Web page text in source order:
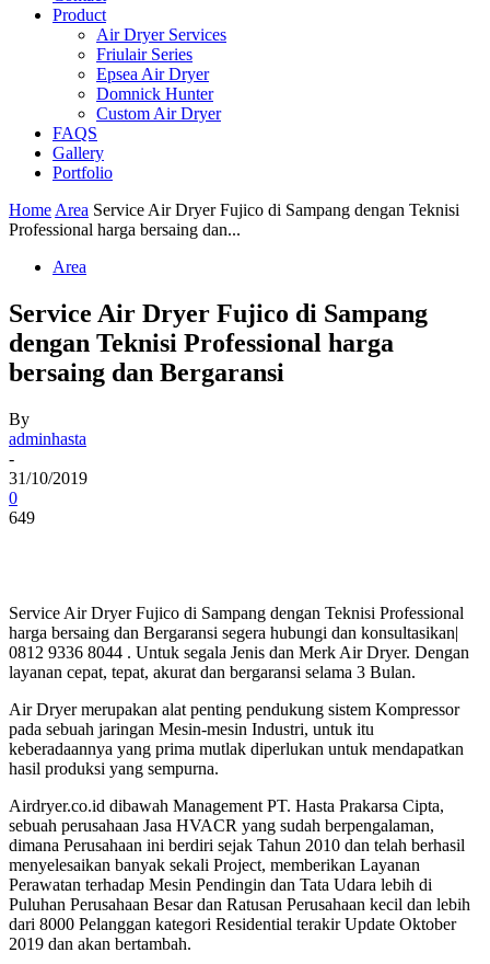
Product
Air Dryer Services
Friulair Series
Epsea Air Dryer
Domnick Hunter
Custom Air Dryer
FAQS
Gallery
Portfolio
Home Area Service Air Dryer Fujico di Sampang dengan Teknisi
Professional harga bersaing dan...
Area
Service Air Dryer Fujico di Sampang
dengan Teknisi Professional harga
bersaing dan Bergaransi
By
adminhasta
-
31/10/2019
0
649
Service Air Dryer Fujico di Sampang dengan Teknisi Professional
harga bersaing dan Bergaransi segera hubungi dan konsultasikan|
0812 9336 8044 . Untuk segala Jenis dan Merk Air Dryer. Dengan
layanan cepat, tepat, akurat dan bergaransi selama 3 Bulan.
Air Dryer merupakan alat penting pendukung sistem Kompressor
pada sebuah jaringan Mesin-mesin Industri, untuk itu
keberadaannya yang prima mutlak diperlukan untuk mendapatkan
hasil produksi yang sempurna.
Airdryer.co.id dibawah Management PT. Hasta Prakarsa Cipta,
sebuah perusahaan Jasa HVACR yang sudah berpengalaman,
dimana Perusahaan ini berdiri sejak Tahun 2010 dan telah berhasil
menyelesaikan banyak sekali Project, memberikan Layanan
Perawatan terhadap Mesin Pendingin dan Tata Udara lebih di
Puluhan Perusahaan Besar dan Ratusan Perusahaan kecil dan lebih
dari 8000 Pelanggan kategori Residential terakir Update Oktober
2019 dan akan bertambah.